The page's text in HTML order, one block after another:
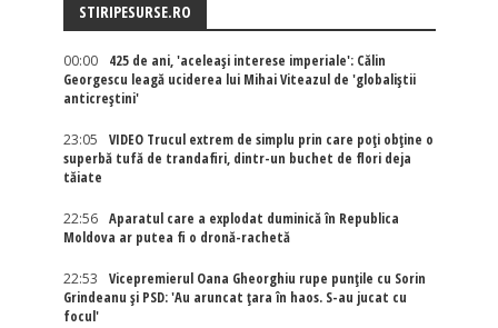
STIRIPESURSE.RO
00:00
425 de ani, 'aceleași interese imperiale': Călin
Georgescu leagă uciderea lui Mihai Viteazul de 'globaliștii
anticreștini'
23:05
VIDEO Trucul extrem de simplu prin care poți obține o
superbă tufă de trandafiri, dintr-un buchet de flori deja
tăiate
22:56
Aparatul care a explodat duminică în Republica
Moldova ar putea fi o dronă-rachetă
22:53
Vicepremierul Oana Gheorghiu rupe punțile cu Sorin
Grindeanu și PSD: 'Au aruncat țara în haos. S-au jucat cu
focul'